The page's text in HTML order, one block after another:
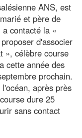
ANS, est
et père de
contacté la «
d'associer
», célèbre course
cette année des
prochain.
après près
dure 25
sans contact